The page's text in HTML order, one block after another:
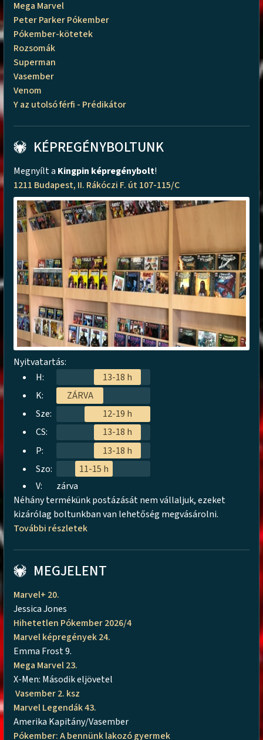
Mega Marvel
Peter Parker Pókember
Pókember-kötetek
Rozsomák
Superman
Vasember
Venom
Y az utolsó férfi - Prédikátor
KÉPREGÉNYBOLTUNK
Megnyílt a Kingpin képregénybolt!
1211 Budapest, II. Rákóczi F. út 107-115/C
Nyitvatartás:
H:
13-18 h
K:
ZÁRVA
Sze:
12-19 h
CS:
13-18 h
P:
13-18 h
Szo:
11-15 h
V:
zárva
Néhány termékünk postázását nem vállaljuk, ezeket
kizárólag boltunkban van lehetőség megvásárolni.
További részletek
MEGJELENT
Marvel+ 20.
Jessica Jones
Hihetetlen Pókember 2026/4
Marvel képregények 24.
Emma Frost 9.
Mega Marvel 23.
X-Men: Második eljövetel
Vasember 2. ksz
Marvel Legendák 43.
Amerika Kapitány/Vasember
Pókember: A bennünk lakozó gyermek